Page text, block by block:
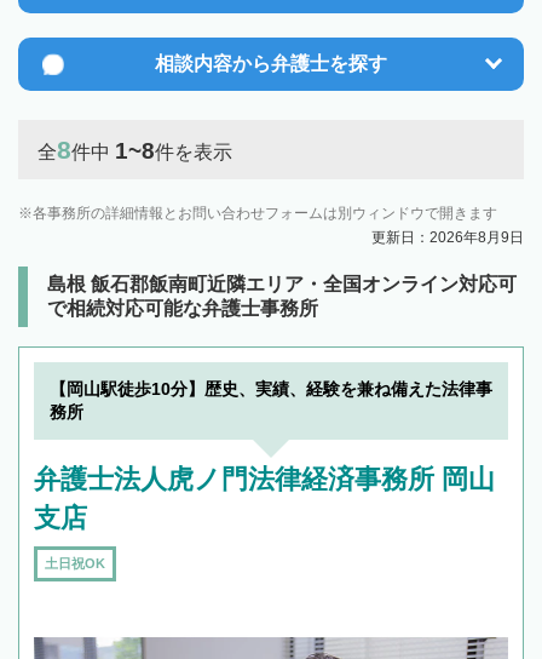
相談内容から弁護士を探す
全8件中 1~8件を表示
各事務所の詳細情報とお問い合わせフォームは別ウィンドウで開きます
更新日：2026年8月9日
島根 飯石郡飯南町近隣エリア・全国オンライン対応可
で相続対応可能な弁護士事務所
【岡山駅徒歩10分】歴史、実績、経験を兼ね備えた法律事
務所
弁護士法人虎ノ門法律経済事務所 岡山
支店
土日祝OK